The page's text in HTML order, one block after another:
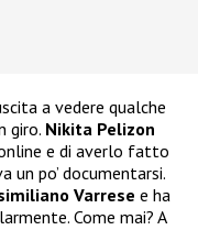
a vedere qualche
giro. Nikita Pelizon
e di averlo fatto
un po’ documentarsi.
Varrese e ha
Come mai? A